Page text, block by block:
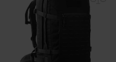
уподобань